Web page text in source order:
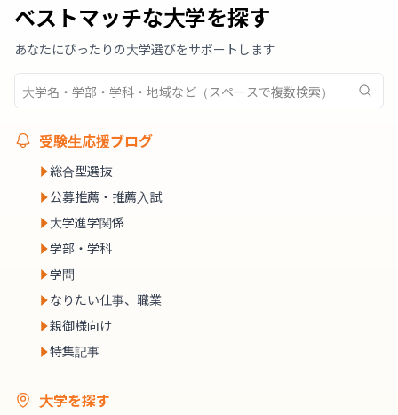
ベストマッチな大学を探す
あなたにぴったりの大学選びをサポートします
受験生応援ブログ
総合型選抜
公募推薦・推薦入試
大学進学関係
学部・学科
学問
なりたい仕事、職業
親御様向け
特集記事
大学を探す